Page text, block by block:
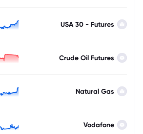
USA 30 - Futures
Crude Oil Futures
Natural Gas
Vodafone